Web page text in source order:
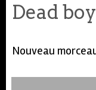
Dead
Nouveau